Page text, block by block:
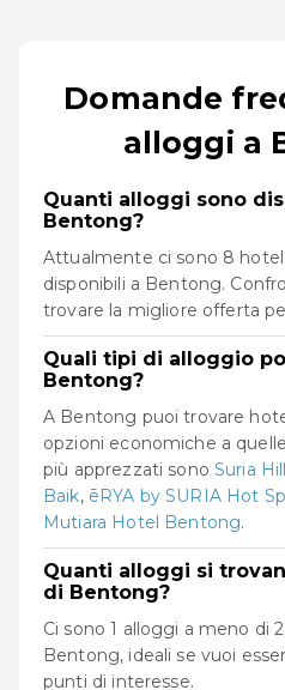
Domande
alloggi a
Quanti alloggi sono
Bentong?
Attualmente ci sono 8
disponibili a Bentong.
trovare la migliore offerta
Quali tipi di alloggio
Bentong?
A Bentong puoi trovare
opzioni economiche a
più apprezzati sonoSuria
Baik, ēRYA by SURIA Hot
Mutiara Hotel Bentong.
Quanti alloggi si
di Bentong?
Ci sono 1 alloggi a meno di
Bentong, ideali se vuoi
punti di interesse.